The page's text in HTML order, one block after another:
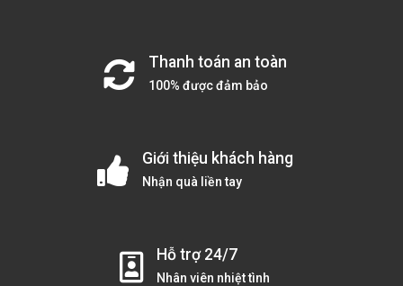
Thanh toán an toàn
100% được đảm bảo
Giới thiệu khách hàng
Nhận quà liền tay
Hỗ trợ 24/7
Nhân viên nhiệt tình